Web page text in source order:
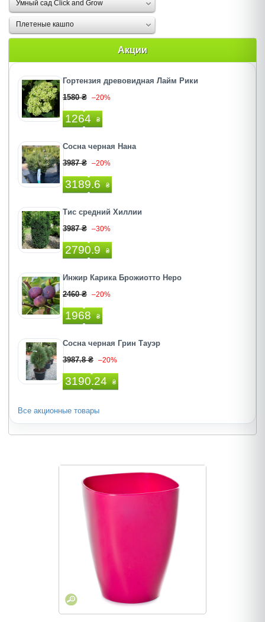
Умный сад Click and Grow
Плетеные кашпо
Акции
Гортензия древовидная Лайм Рики
1580 ₴ –20%
1264 ₴
Сосна черная Нана
3987 ₴ –20%
3189.6 ₴
Тис средний Хиллии
3987 ₴ –30%
2790.9 ₴
Инжир Карика Брожиотто Неро
2460 ₴ –20%
1968 ₴
Сосна черная Грин Тауэр
3987.8 ₴ –20%
3190.24 ₴
Все акционные товары